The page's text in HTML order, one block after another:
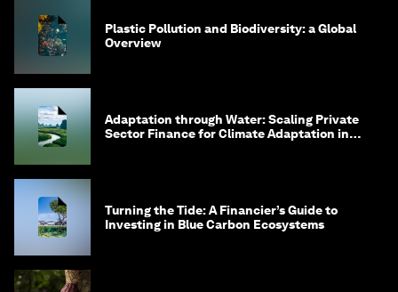
Plastic Pollution and Biodiversity: a Global
Overview
Adaptation through Water: Scaling Private
Sector Finance for Climate Adaptation in
Turning the Tide: A Financier’s Guide to
Investing in Blue Carbon Ecosystems